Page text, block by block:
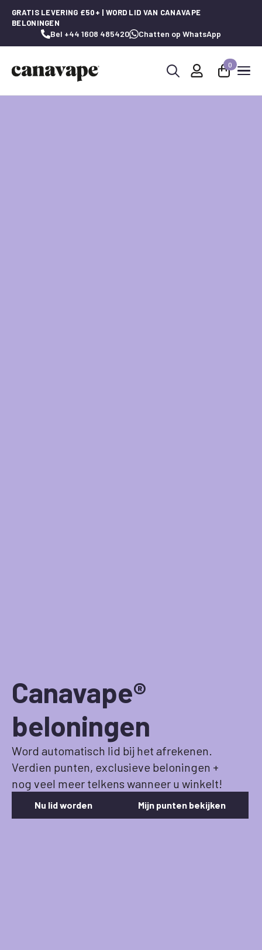
GRATIS LEVERING £50+ | WORD LID VAN CANAVAPE
BELONINGEN
Bel +44 1608 485420 Chatten op WhatsApp
0
Canavape®
beloningen
Word automatisch lid bij het afrekenen.
Verdien punten, exclusieve beloningen +
nog veel meer telkens wanneer u winkelt!
Nu lid worden Mijn punten bekijken